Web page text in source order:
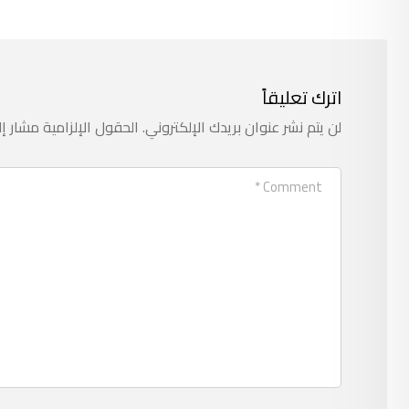
اترك تعليقاً
لن يتم نشر عنوان بريدك الإلكتروني.الحقول الإلزامية مشار